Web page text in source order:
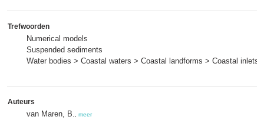
Trefwoorden
Numerical models
Suspended sediments
Water bodies > Coastal waters > Coastal landforms > Coastal inlets
Auteurs
van Maren, B. meer